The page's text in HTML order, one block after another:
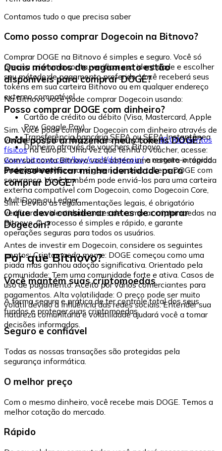
Contamos tudo o que precisa saber
Como posso comprar Dogecoin na Bitnovo?
Comprar DOGE na Bitnovo é simples e seguro. Você só
precisa criar uma conta, verificar sua identidade e escolher
seu método de pagamento preferido. Você receberá seus
tokens em sua carteira Bitnovo ou em qualquer endereço
externo compatível.
Quais métodos de pagamento estão
disponíveis para comprar DOGE?
Na Bitnovo você pode comprar Dogecoin usando:
Cartão de crédito ou débito (Visa, Mastercard, Apple
Pay, Google Pay)
Transferência bancária SEPA ou SEPA Instantânea
Dinheiro através de vouchers Bitnovo
Posso comprar DOGE com dinheiro?
Sim. Você pode comprar Dogecoin com dinheiro através de
vouchers Bitnovo, disponíveis em mais de40.000 pontos
físicosna Europa. Uma vez que tenha o voucher, acesse:
www.bitnovo.com/buy/cash/dogecoin/e resgate-o rápida
e seguramente.
Onde posso armazenar meus tokens DOGE?
Com sua conta Bitnovo você obtém uma carteira integrada
onde pode armazenar e gerenciar seus tokens DOGE com
segurança. Você também pode enviá-los para uma carteira
externa compatível com Dogecoin, como Dogecoin Core,
MultiDoge ou Ledger.
Preciso verificar minha identidade para
comprar DOGE?
Sim. Devido às regulamentações legais, é obrigatório
verificar sua identidade antes de comprar criptomoedas na
Bitnovo. O processo é simples e rápido, e garante
operações seguras para todos os usuários.
O que devo considerar antes de comprar
Dogecoin?
Antes de investir em Dogecoin, considere os seguintes
pontos: Criptomoeda meme: DOGE começou como uma
piada mas ganhou adoção significativa. Orientado pela
comunidade: Tem uma comunidade forte e ativa. Casos de
uso de pagamento: Aceito por vários comerciantes para
pagamentos. Alta volatilidade: O preço pode ser muito
volátil devido à influência das redes sociais. Entender sua
natureza comunitária e volatilidade ajudará você a tomar
decisões informadas.
Por que Bitnovo?
Você mantém suas criptomoedas
A forma segura e prática de ter controle total dos seus
fundos e proteger suas criptomoedas.
Seguro e confiável
Todas as nossas transações são protegidas pela
segurança informática.
O melhor preço
Com o mesmo dinheiro, você recebe mais DOGE. Temos a
melhor cotação do mercado.
Rápido